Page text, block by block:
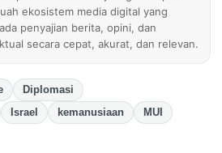
ekosistem media digital yang
penyajian berita, opini, dan
secara cepat, akurat, dan relevan.
Diplomasi
Israel kemanusiaan
MUI